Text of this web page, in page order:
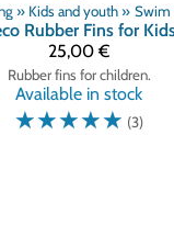
‪» Kids and youth ‪» Swim
Rubber Fins for
25,00 €
Rubber fins for children.
Available in stock
☆☆☆☆☆ (3)